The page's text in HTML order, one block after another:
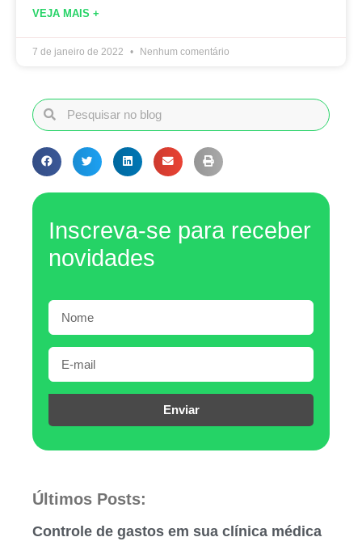
VEJA MAIS +
7 de janeiro de 2022 Nenhum comentário
Inscreva-se para receber
novidades
Enviar
Últimos Posts:
Controle de gastos em sua clínica médica